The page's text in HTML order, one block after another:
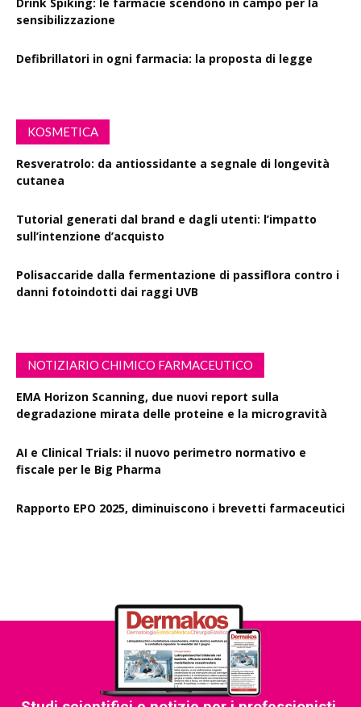
sensibilizzazione
Defibrillatori in ogni farmacia: la proposta di legge
KOSMETICA
Resveratrolo: da antiossidante a segnale di longevità
cutanea
Tutorial generati dal brand e dagli utenti: l’impatto
sull’intenzione d’acquisto
Polisaccaride dalla fermentazione di passiflora contro i
danni fotoindotti dai raggi UVB
NOTIZIARIO CHIMICO FARMACEUTICO
EMA Horizon Scanning, due nuovi report sulla
degradazione mirata delle proteine e la microgravità
AI e Clinical Trials: il nuovo perimetro normativo e
fiscale per le Big Pharma
Rapporto EPO 2025, diminuiscono i brevetti farmaceutici